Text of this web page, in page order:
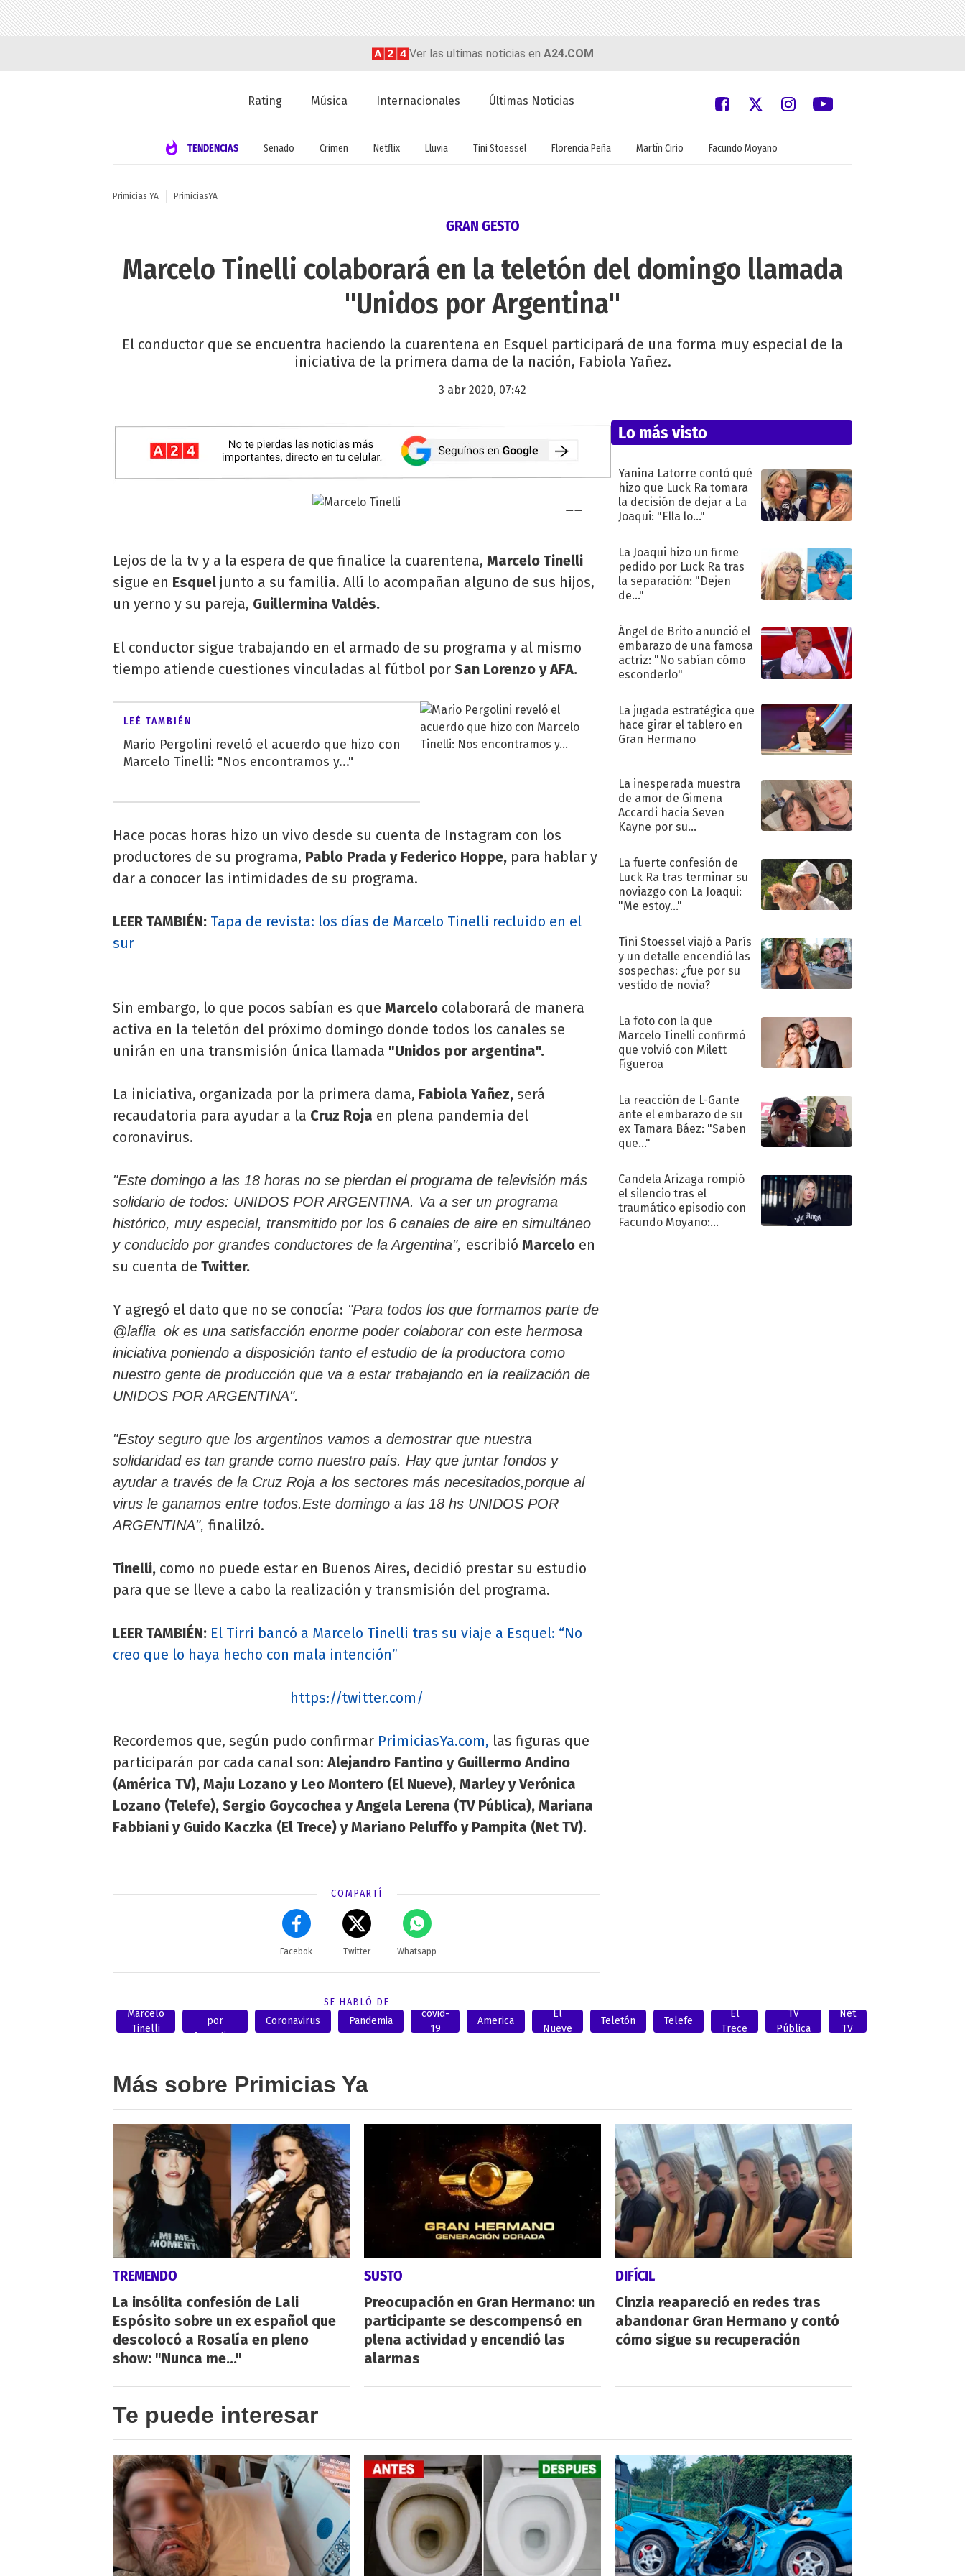
Ver las ultimas noticias en A24.COM
Rating Música Internacionales Últimas Noticias
TENDENCIAS Senado Crimen Netflix Lluvia Tini Stoessel Florencia Peña Martín Cirio Facundo Moyano
Primicias YA PrimiciasYA
GRAN GESTO
Marcelo Tinelli colaborará en la teletón del domingo llamada
"Unidos por Argentina"
El conductor que se encuentra haciendo la cuarentena en Esquel participará de una forma muy especial de la
iniciativa de la primera dama de la nación, Fabiola Yañez.
3 abr 2020, 07:42
Lejos de la tv y a la espera de que finalice la cuarentena, Marcelo Tinelli
sigue en Esquel junto a su familia. Allí lo acompañan alguno de sus hijos,
un yerno y su pareja, Guillermina Valdés.
El conductor sigue trabajando en el armado de su programa y al mismo
tiempo atiende cuestiones vinculadas al fútbol por San Lorenzo y AFA.
LEÉ TAMBIÉN
Mario Pergolini reveló el acuerdo que hizo con
Marcelo Tinelli: "Nos encontramos y..."
Hace pocas horas hizo un vivo desde su cuenta de Instagram con los
productores de su programa, Pablo Prada y Federico Hoppe, para hablar y
dar a conocer las intimidades de su programa.
LEER TAMBIÉN: Tapa de revista: los días de Marcelo Tinelli recluido en el
sur
Sin embargo, lo que pocos sabían es que Marcelo colaborará de manera
activa en la teletón del próximo domingo donde todos los canales se
unirán en una transmisión única llamada "Unidos por argentina".
La iniciativa, organizada por la primera dama, Fabiola Yañez, será
recaudatoria para ayudar a la Cruz Roja en plena pandemia del
coronavirus.
"Este domingo a las 18 horas no se pierdan el programa de televisión más
solidario de todos: UNIDOS POR ARGENTINA. Va a ser un programa
histórico, muy especial, transmitido por los 6 canales de aire en simultáneo
y conducido por grandes conductores de la Argentina", escribió Marcelo en
su cuenta de Twitter.
Y agregó el dato que no se conocía: "Para todos los que formamos parte de
@laflia_ok es una satisfacción enorme poder colaborar con este hermosa
iniciativa poniendo a disposición tanto el estudio de la productora como
nuestro gente de producción que va a estar trabajando en la realización de
UNIDOS POR ARGENTINA".
"Estoy seguro que los argentinos vamos a demostrar que nuestra
solidaridad es tan grande como nuestro país. Hay que juntar fondos y
ayudar a través de la Cruz Roja a los sectores más necesitados,porque al
virus le ganamos entre todos.Este domingo a las 18 hs UNIDOS POR
ARGENTINA", finalilzó.
Tinelli, como no puede estar en Buenos Aires, decidió prestar su estudio
para que se lleve a cabo la realización y transmisión del programa.
LEER TAMBIÉN: El Tirri bancó a Marcelo Tinelli tras su viaje a Esquel: “No
creo que lo haya hecho con mala intención”
https://twitter.com/
Recordemos que, según pudo confirmar PrimiciasYa.com, las figuras que
participarán por cada canal son:Alejandro Fantino y Guillermo Andino
(América TV), Maju Lozano y Leo Montero (El Nueve), Marley y Verónica
Lozano (Telefe), Sergio Goycochea y Angela Lerena (TV Pública), Mariana
Fabbiani y Guido Kaczka (El Trece) y Mariano Peluffo y Pampita (Net TV).
COMPARTÍ
Facebok Twitter Whatsapp
SE HABLÓ DE
Marcelo
Tinelli
por
Argentina
Coronavirus Pandemia
covid-
19
America
El
Nueve
Teletón Telefe
El
Trece
TV
Pública
Net
TV
Lo más visto
Yanina Latorre contó qué
hizo que Luck Ra tomara
la decisión de dejar a La
Joaqui: "Ella lo..."
La Joaqui hizo un firme
pedido por Luck Ra tras
la separación: "Dejen
de..."
Ángel de Brito anunció el
embarazo de una famosa
actriz: "No sabían cómo
esconderlo"
La jugada estratégica que
hace girar el tablero en
Gran Hermano
La inesperada muestra
de amor de Gimena
Accardi hacia Seven
Kayne por su
La fuerte confesión de
Luck Ra tras terminar su
noviazgo con La Joaqui:
"Me estoy..."
Tini Stoessel viajó a París
y un detalle encendió las
sospechas: ¿fue por su
vestido de novia?
La foto con la que
Marcelo Tinelli confirmó
que volvió con Milett
Figueroa
La reacción de L-Gante
ante el embarazo de su
ex Tamara Báez: "Saben
que..."
Candela Arizaga rompió
el silencio tras el
traumático episodio con
Facundo Moyano:
Más sobre Primicias Ya
TREMENDO
La insólita confesión de Lali
Espósito sobre un ex español que
descolocó a Rosalía en pleno
show: "Nunca me..."
SUSTO
Preocupación en Gran Hermano: un
participante se descompensó en
plena actividad y encendió las
alarmas
DIFÍCIL
Cinzia reapareció en redes tras
abandonar Gran Hermano y contó
cómo sigue su recuperación
Te puede interesar